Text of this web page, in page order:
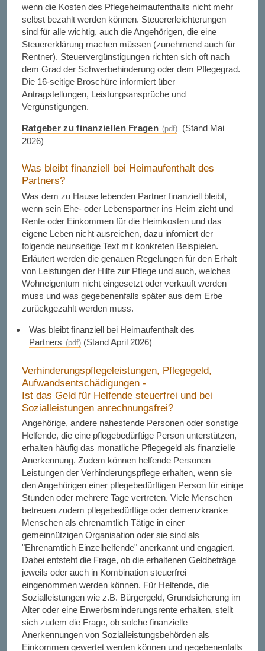
wenn die Kosten des Pflegeheimaufenthalts nicht mehr
selbst bezahlt werden können. Steuererleichterungen
sind für alle wichtig, auch die Angehörigen, die eine
Steuererklärung machen müssen (zunehmend auch für
Rentner). Steuervergünstigungen richten sich oft nach
dem Grad der Schwerbehinderung oder dem Pflegegrad.
Die 16-seitige Broschüre informiert über
Antragstellungen, Leistungsansprüche und
Vergünstigungen.
Ratgeber zu finanziellen Fragen
(Stand Mai
2026)
Was bleibt finanziell bei Heimaufenthalt des
Partners?
Was dem zu Hause lebenden Partner finanziell bleibt,
wenn sein Ehe- oder Lebenspartner ins Heim zieht und
Rente oder Einkommen für die Heimkosten und das
eigene Leben nicht ausreichen, dazu infomiert der
folgende neunseitige Text mit konkreten Beispielen.
Erläutert werden die genauen Regelungen für den Erhalt
von Leistungen der Hilfe zur Pflege und auch, welches
Wohneigentum nicht eingesetzt oder verkauft werden
muss und was gegebenenfalls später aus dem Erbe
zurückgezahlt werden muss.
Was bleibt finanziell bei Heimaufenthalt des
Partners
(Stand April 2026)
Verhinderungspflegeleistungen, Pflegegeld,
Aufwandsentschädigungen -
Ist das Geld für Helfende steuerfrei und bei
Sozialleistungen anrechnungsfrei?
Angehörige, andere nahestende Personen oder sonstige
Helfende, die eine pflegebedürftige Person unterstützen,
erhalten häufig das monatliche Pflegegeld als finanzielle
Anerkennung. Zudem können helfende Personen
Leistungen der Verhinderungspflege erhalten, wenn sie
den Angehörigen einer pflegebedürftigen Person für einige
Stunden oder mehrere Tage vertreten. Viele Menschen
betreuen zudem pflegebedürftige oder demenzkranke
Menschen als ehrenamtlich Tätige in einer
gemeinnützigen Organisation oder sie sind als
"Ehrenamtlich Einzelhelfende" anerkannt und engagiert.
Dabei entsteht die Frage, ob die erhaltenen Geldbeträge
jeweils oder auch in Kombination steuerfrei
eingenommen werden können. Für Helfende, die
Sozialleistungen wie z.B. Bürgergeld, Grundsicherung im
Alter oder eine Erwerbsminderungsrente erhalten, stellt
sich zudem die Frage, ob solche finanzielle
Anerkennungen von Sozialleistungsbehörden als
Einkommen gewertet werden können und gegebenenfalls